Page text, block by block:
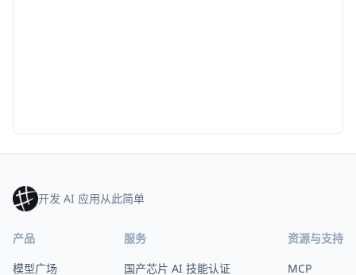
开发 AI 应用从此简单
产品
模型广场
服务
国产芯片 AI 技能认证
资源与支持
MCP